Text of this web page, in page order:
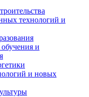
технологий и
и
и новых